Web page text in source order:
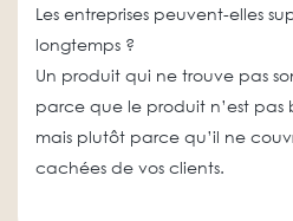
Les entreprises peuvent-elles
longtemps ?
Un produit qui ne trouve pas
parce que le produit n’est pas
mais plutôt parce qu’il ne
cachées de vos clients.